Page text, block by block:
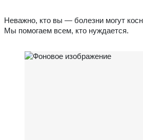
Неважно, кто вы — болезни могут
Мы помогаем всем, кто нуждается.